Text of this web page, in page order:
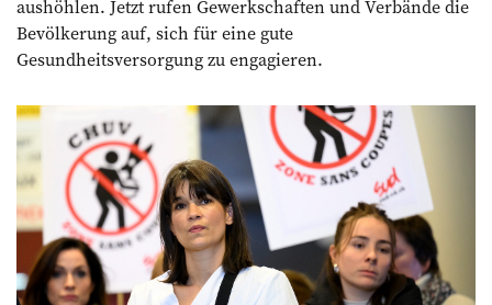
aushöhlen. Jetzt rufen Gewerkschaften und Verbände die
Bevölkerung auf, sich für eine gute
Gesundheitsversorgung zu engagieren.